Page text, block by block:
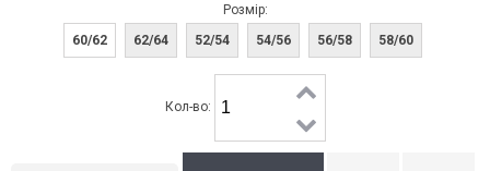
Розмір:
60/62
62/64 52/54 54/56 56/58 58/60
Кол-во: